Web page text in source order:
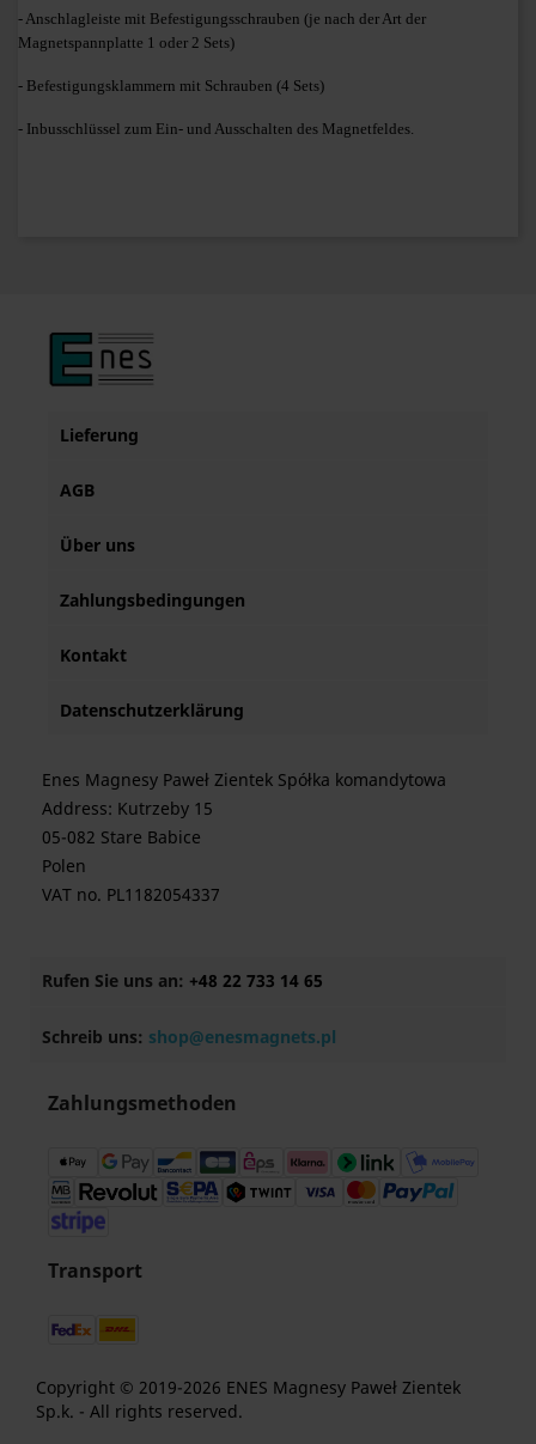
- Anschlagleiste mit Befestigungsschrauben (je nach der Art der
Magnetspannplatte 1 oder 2 Sets)
- Befestigungsklammern mit Schrauben (4 Sets)
- Inbusschlüssel zum Ein- und Ausschalten des Magnetfeldes.
Lieferung
AGB
Über uns
Zahlungsbedingungen
Kontakt
Datenschutzerklärung
Enes Magnesy Paweł Zientek Spółka komandytowa
Address: Kutrzeby 15
05-082 Stare Babice
Polen
VAT no. PL1182054337
Rufen Sie uns an: +48 22 733 14 65
Schreib uns: shop@enesmagnets.pl
Zahlungsmethoden
Transport
Copyright © 2019-2026 ENES Magnesy Paweł Zientek
Sp.k. - All rights reserved.